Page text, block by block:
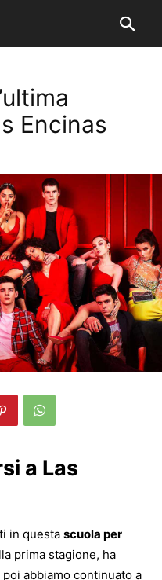
Encinas
a Las
in questa scuola per
prima stagione, ha
abbiamo continuato a